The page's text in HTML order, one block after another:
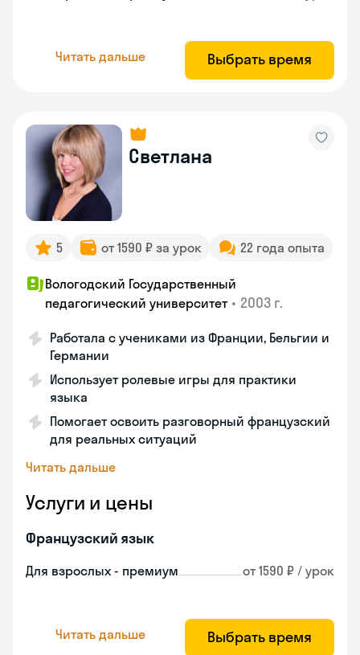
Читать дальше Выбрать время
Светлана
5 от 1590 ₽ за урок 22 года опыта
Вологодский Государственный
педагогический университет • 2003 г.
Работала с учениками из Франции, Бельгии и
Германии
Использует ролевые игры для практики
языка
Помогает освоить разговорный французский
для реальных ситуаций
Читать дальше
Услуги и цены
Французский язык
Для взрослых - премиум от 1590 ₽ / урок
Читать дальше Выбрать время